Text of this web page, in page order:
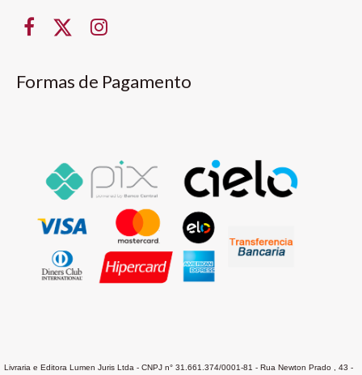
Formas de Pagamento
Livraria e Editora Lumen Juris Ltda - CNPJ n° 31.661.374/0001-81 - Rua Newton Prado , 43 -